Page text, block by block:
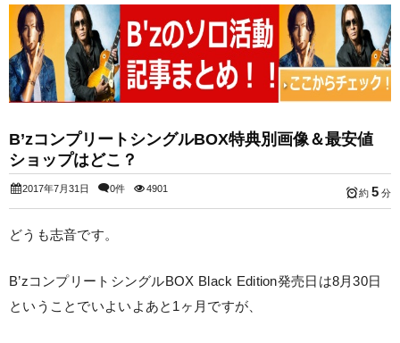
B’zコンプリートシングルBOX特典別画像＆最安値
ショップはどこ？
2017年7月31日 0件 4901 約 5 分
どうも志音です。
B’zコンプリートシングルBOX Black Edition発売日は8月30日
ということでいよいよあと1ヶ月ですが、